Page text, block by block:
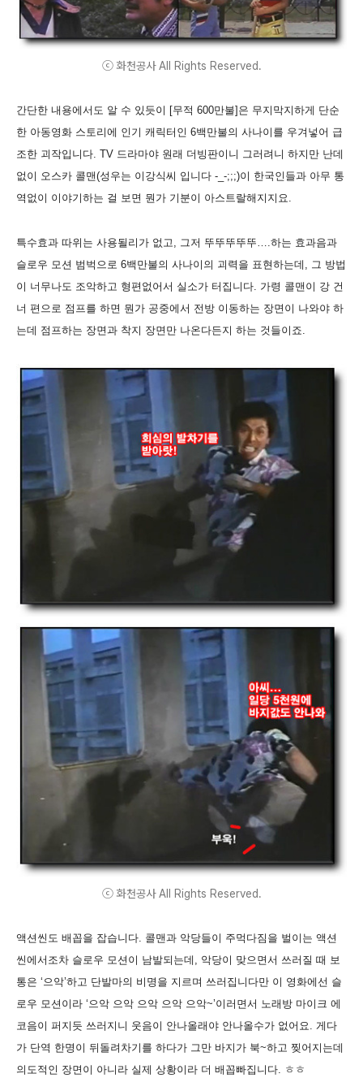
ⓒ 화천공사 All Rights Reserved.
간단한 내용에서도 알 수 있듯이 [무적 600만불]은 무지막지하게 단순
한 아동영화 스토리에 인기 캐릭터인 6백만불의 사나이를 우겨넣어 급
조한 괴작입니다. TV 드라마야 원래 더빙판이니 그러려니 하지만 난데
없이 오스카 콜맨(성우는 이강식씨 입니다 -_-;;;)이 한국인들과 아무 통
역없이 이야기하는 걸 보면 뭔가 기분이 아스트랄해지지요.
특수효과 따위는 사용될리가 없고, 그저 뚜뚜뚜뚜뚜….하는 효과음과
슬로우 모션 범벅으로 6백만불의 사나이의 괴력을 표현하는데, 그 방법
이 너무나도 조악하고 형편없어서 실소가 터집니다. 가령 콜맨이 강 건
너 편으로 점프를 하면 뭔가 공중에서 전방 이동하는 장면이 나와야 하
는데 점프하는 장면과 착지 장면만 나온다든지 하는 것들이죠.
ⓒ 화천공사 All Rights Reserved.
액션씬도 배꼽을 잡습니다. 콜맨과 악당들이 주먹다짐을 벌이는 액션
씬에서조차 슬로우 모션이 남발되는데, 악당이 맞으면서 쓰러질 때 보
통은 ‘으악’하고 단발마의 비명을 지르며 쓰러집니다만 이 영화에선 슬
로우 모션이라 ‘으악 으악 으악 으악 으악~’이러면서 노래방 마이크 에
코음이 퍼지듯 쓰러지니 웃음이 안나올래야 안나올수가 없어요. 게다
가 단역 한명이 뒤돌려차기를 하다가 그만 바지가 북~하고 찢어지는데
의도적인 장면이 아니라 실제 상황이라 더 배꼽빠집니다. ㅎㅎ